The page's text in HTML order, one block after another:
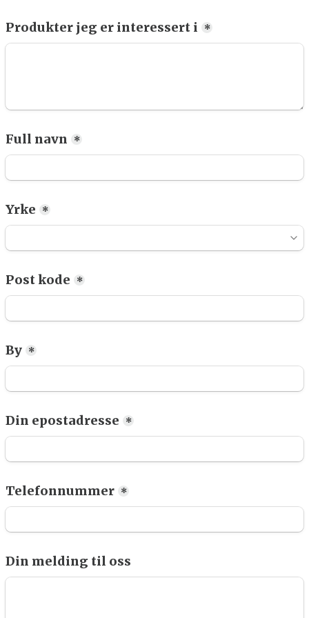
Produkter jeg er interessert i *
Full navn *
Yrke *
Post kode *
By *
Din epostadresse *
Telefonnummer *
Din melding til oss